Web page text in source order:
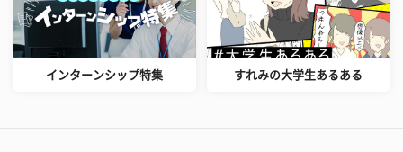
インターンシップ特集 すれみの大学生あるある